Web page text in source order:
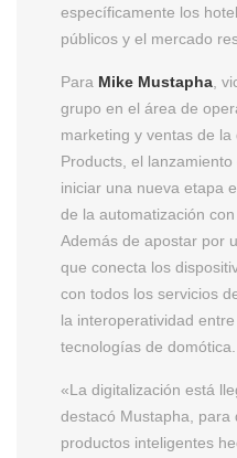
específicamente los
públicos y el mercado
Para Mike Mustapha ,
grupo en el área de
marketing y ventas de la
Products, el
iniciar una nueva etapa
de la automatización
Además de apostar por
que conecta los
con todos los servicios
la interoperatividad
tecnologías de domótica.
«La digitalización está
destacó Mustapha, para
productos inteligentes